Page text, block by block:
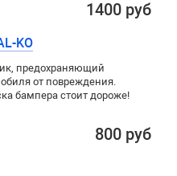
1400 руб
KO
предохраняющий
от повреждения.
бампера стоит дороже!
800 руб